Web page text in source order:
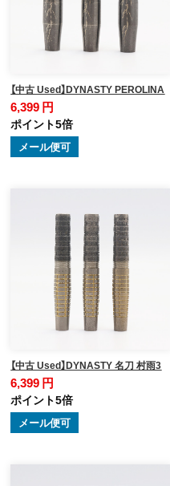
【中古 Used】DYNASTY PEROLINA
6,399 円
ポイント5倍
メール便可
【中古 Used】DYNASTY 名刀 村雨3
6,399 円
ポイント5倍
メール便可